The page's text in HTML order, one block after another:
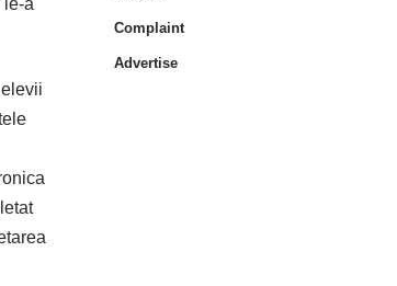
le-a
Complaint
Advertise